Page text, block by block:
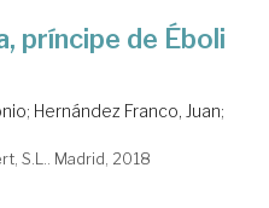
príncipe de Éboli
; Hernández Franco, Juan;
S.L.. Madrid, 2018